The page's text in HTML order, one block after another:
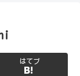
はてブ